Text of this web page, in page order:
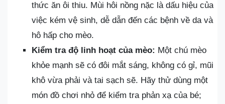
thức ăn ôi thiu. Mùi hôi nồng nặc là dấu hiệu của
việc kém vệ sinh, dễ dẫn đến các bệnh về da và
hô hấp cho mèo.
Kiểm tra độ linh hoạt của mèo: Một chú mèo
khỏe mạnh sẽ có đôi mắt sáng, không có gỉ, mũi
khô vừa phải và tai sạch sẽ. Hãy thử dùng một
món đồ chơi nhỏ để kiểm tra phản xạ của bé;